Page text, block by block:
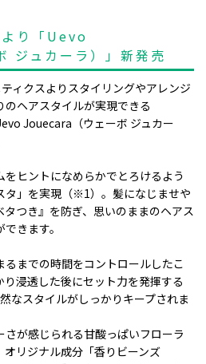
り「Uevo
ジュカーラ）」新発売
ィクスよりスタイリングやアレンジ
ヘアスタイルが実現できる
Jouecara（ウェーボ ジュカー
ヒントになめらかでとろけるよう
タ」を実現（※1）。髪になじませや
つき』を防ぎ、思いのままのヘアス
きます。
までの時間をコントロールしたこ
浸透した後にセット力を発揮する
なスタイルがしっかりキープされま
が感じられる甘酸っぱいフローラ
リジナル成分「香りビーンズ